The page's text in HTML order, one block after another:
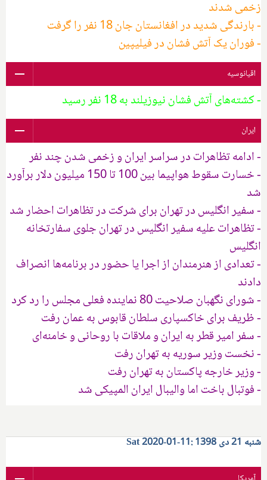
زخمی شدند
- بارندگی شدید در افغانستان جان 18 نفر را گرفت
- فوران یک آتش فشان در فیلیپین
اقیانوسیه
- کشته‌های آتش فشان نیوزیلند به 18 نفر رسید
ایران
- ادامه تظاهرات در سراسر ایران و زخمی شدن چند نفر
- خسارت سقوط هواپیما بین 100 تا 150 میلیون دلار برآورد
شد
- سفیر انگلیس در تهران برای شرکت در تظاهرات احضار شد
- تظاهرات علیه سفیر انگلیس در تهران جلوی سفارتخانه
انگلیس
- تعدادی از هنرمندان از اجرا یا حضور در برنامه‌ها انصراف
دادند
- شورای نگهبان صلاحیت 80 نماینده فعلی مجلس را رد کرد
- ظریف برای خاکسپاری سلطان قابوس به عمان رفت
- سفر امیر قطر به ایران و ملاقات با روحانی و خامنه‌ای
- نخست وزیر سوریه به تهران رفت
- وزیر خارجه پاکستان به تهران رفت
- فوتبال باخت اما والیبال ایران المپیکی شد
شنبه 21 دی 1398 :11-01-2020 Sat